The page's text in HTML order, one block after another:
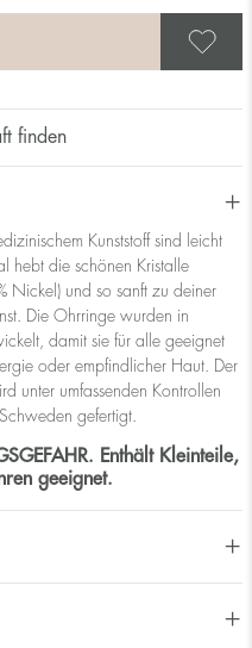
finden
Kunststoff sind leicht
hebt die schönen Kristalle
Nickel) und so sanft zu deiner
Die Ohrringe wurden in
damit sie für alle geeignet
oder empfindlicher Haut. Der
unter umfassenden Kontrollen
gefertigt.
Enthält Kleinteile,
geeignet.